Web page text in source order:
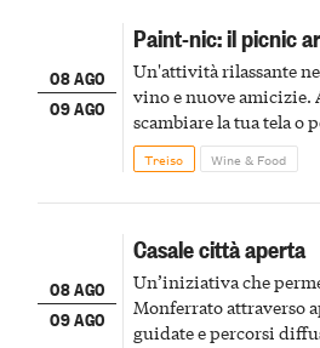
08 AGO
09 AGO
Paint-nic: il picnic
Un'attività rilassante
vino e nuove amicizie.
scambiare la tua tela o
Treiso Wine & Food
08 AGO
09 AGO
Casale città aperta
Un’iniziativa che
Monferrato attraverso
guidate e percorsi